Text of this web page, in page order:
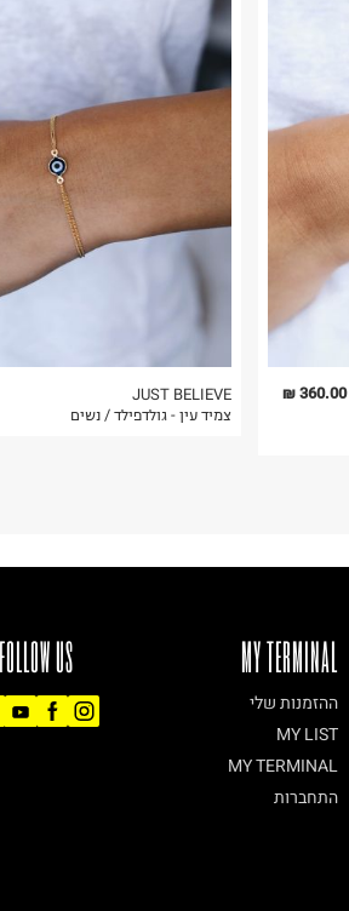
JUST BELIEVE
צמיד עין - גולדפילד / נשים
360.00 ₪
FOLLOW US MY TERMINAL
ההזמנות שלי
MY LIST
MY TERMINAL
התחברות